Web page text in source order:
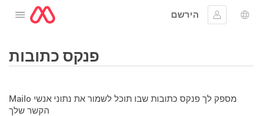
לפתוח את התפריט
הירשם
להתחברשפה
פנקס כתובות
Mailo מספק לך פנקס כתובות שבו תוכל לשמור את נתוני אנשי
הקשר שלך